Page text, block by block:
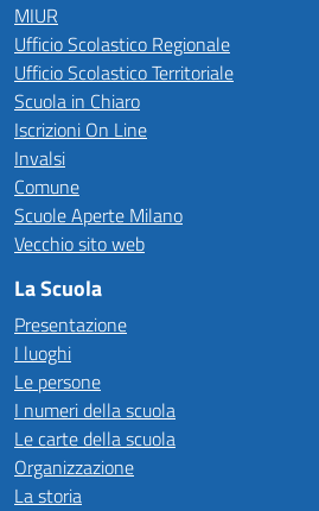
MIUR
Ufficio Scolastico Regionale
Ufficio Scolastico Territoriale
Scuola in Chiaro
Iscrizioni On Line
Invalsi
Comune
Scuole Aperte Milano
Vecchio sito web
La Scuola
Presentazione
I luoghi
Le persone
I numeri della scuola
Le carte della scuola
Organizzazione
La storia